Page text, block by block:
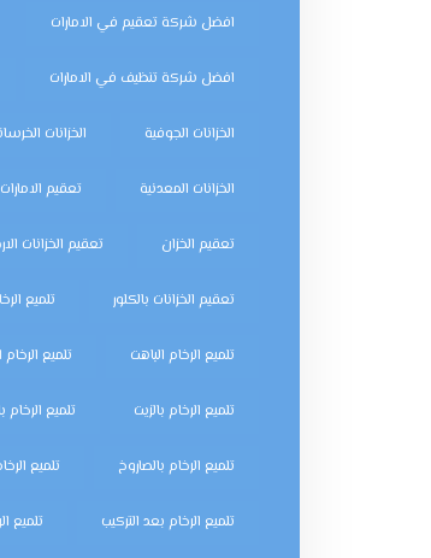
افضل شركة تعقيم في الامارات
افضل شركة تنظيف في الامارات
الخزانات الجوفية الخزانات
الخزانات المعدنية تعقيم الامارات
تعقيم الخزان تعقيم الخزانات
تعقيم الخزانات بالكلور تلميع
تلميع الرخام الباهت تلميع
تلميع الرخام بالزيت تلميع
تلميع الرخام بالصاروخ تلميع
تلميع الرخام بعد التركيب تلميع